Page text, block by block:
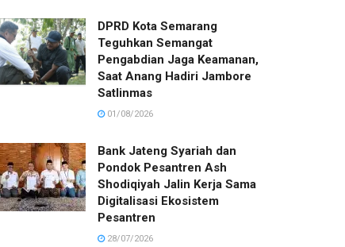
DPRD Kota Semarang
Teguhkan Semangat
Pengabdian Jaga Keamanan,
Saat Anang Hadiri Jambore
Satlinmas
01/08/2026
Bank Jateng Syariah dan
Pondok Pesantren Ash
Shodiqiyah Jalin Kerja Sama
Digitalisasi Ekosistem
Pesantren
28/07/2026